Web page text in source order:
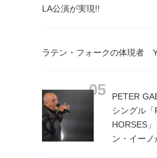
LA公演が実現!!
ラテン・フォークの体現者
PETER
シングル
HORSES
ン・イーノ